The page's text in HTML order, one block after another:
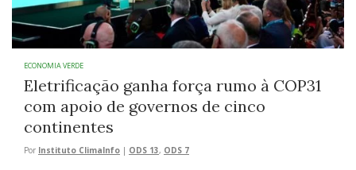
ECONOMIA VERDE
Eletrificação ganha força rumo à COP31
com apoio de governos de cinco
continentes
Por Instituto ClimaInfo | ODS 13, ODS 7